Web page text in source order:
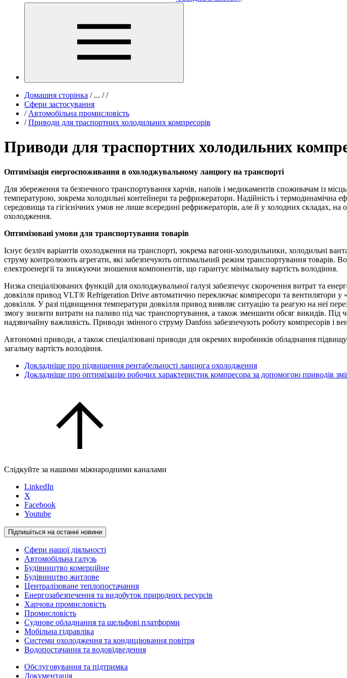
Домашня сторінка /... / /
Сфери застосування
/ Автомобільна промисловість
/ Приводи для траспортних холодильних компресорів
Приводи для траспортних холодильних
Оптимізація енергоспоживання в охолоджувальному ланцюгу на транспорті
Для збереження та безпечного транспортування харчів, напоїв і медикаментів споживачам із
температурою, зокрема холодильні контейнери та рефрижератори. Надійність і термодинамічна
середовища та гігієнічних умов не лише всередині рефрижераторів, але й у холодних складах,
охолодження.
Оптимізовані умови для транспортування товарів
Існує безліч варіантів охолодження на транспорті, зокрема вагони-холодильники, холодильні
струму контролюють агрегати, які забезпечують оптимальний режим транспортування товарів.
електроенергії та знижуючи зношення компонентів, що гарантує мінімальну вартість володіння.
Низка спеціалізованих функцій для охолоджувальної галузі забезпечує скорочення витрат та
довкілля привод VLT® Refrigeration Drive автоматично переключає компресори та вентилятори
довкілля. У разі підвищення температури довкілля привод виявляє ситуацію та реагую на неї
змогу знизити витрати на паливо під час транспортування, а також зменшити обсяг викидів. Під
надзвичайну важливість. Приводи змінного струму Danfoss забезпечують роботу компресорів і
Автономні приводи, а також спеціалізовані приводи для окремих виробників обладнання
загальну вартість володіння.
Докладніше про підвищення рентабельності ланцюга охолодження
Докладніше про оптимізацію робочих характеристик компресора за допомогою приводів
Слідкуйте за нашими міжнародними каналами
LinkedIn
X
Facebook
Youtube
Підпишіться на останні новини
Сфери нашої діяльності
Автомобільна галузь
Будівництво комерційне
Будівництво житлове
Централізоване теплопостачання
Енергозабезпечення та видобуток природних ресурсів
Харчова промисловість
Промисловість
Суднове обладнання та шельфові платформи
Мобільна гідравліка
Системи охолодження та кондиціювання повітря
Водопостачання та водовідведення
Обслуговування та підтримка
Документація